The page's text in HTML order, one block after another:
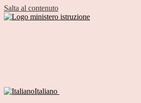
Salta al contenuto
Italiano